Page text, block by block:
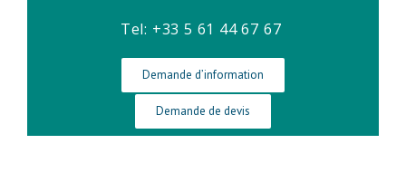
Tel: +33 5 61 44 67 67
Demande d’information
Demande de devis